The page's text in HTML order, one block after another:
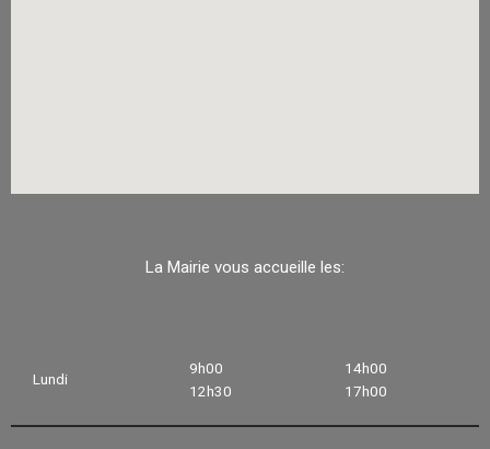
La Mairie vous accueille les:
Lundi
9h00
12h30
14h00
17h00